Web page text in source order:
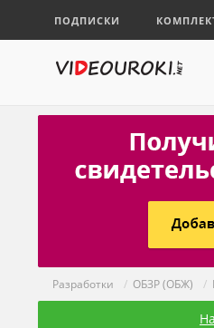
ПОДПИСКИ
Разработки / ОБЗР (ОБЖ) /